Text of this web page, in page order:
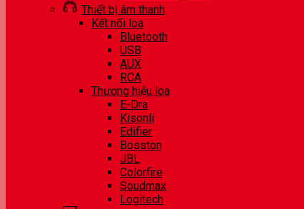
Thiết bị âm thanh
Kết nối loa
Bluetooth
USB
AUX
RCA
Thương hiệu loa
E-Dra
Kisonli
Edifier
Bosston
JBL
Colorfire
Soudmax
Logitech